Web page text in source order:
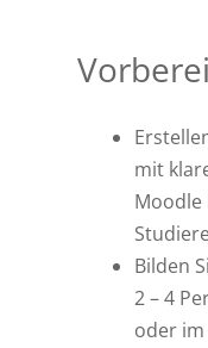
mit
Moodle
Bilden
2 – 4
oder im